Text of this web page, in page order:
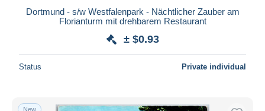
Dortmund - s/w Westfalenpark - Nächtlicher Zauber am
Florianturm mit drehbarem Restaurant
± $0.93
Status Private individual
New